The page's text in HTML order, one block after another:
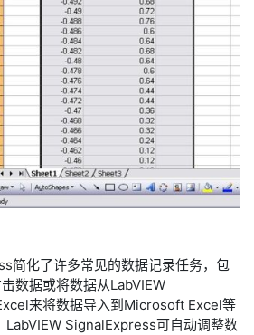
简化了许多常见的数据记录任务，包
数据或将数据从LabVIEW
来将数据导入到Microsoft Excel等
SignalExpress可自动调整数